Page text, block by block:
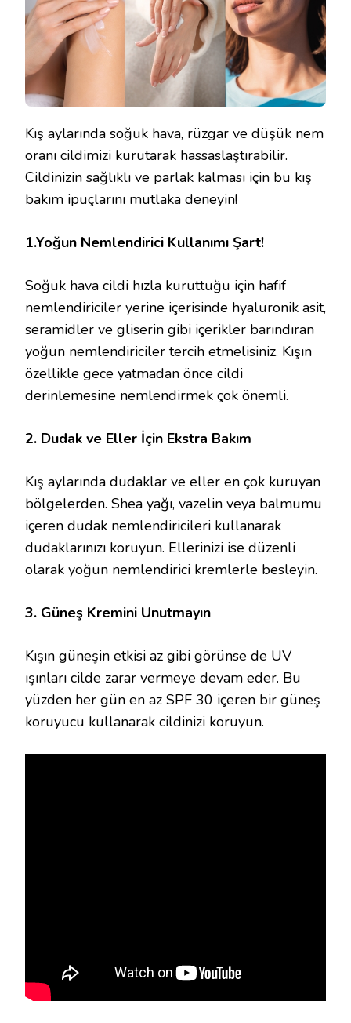
ETKILI
İPUCU
IÇIN
Kış aylarında soğuk hava, rüzgar ve düşük nem
oranı cildimizi kurutarak hassaslaştırabilir.
Cildinizin sağlıklı ve parlak kalması için bu kış
bakım ipuçlarını mutlaka deneyin!
1.Yoğun Nemlendirici Kullanımı Şart!
Soğuk hava cildi hızla kuruttuğu için hafif
nemlendiriciler yerine içerisinde hyaluronik asit,
seramidler ve gliserin gibi içerikler barındıran
yoğun nemlendiriciler tercih etmelisiniz. Kışın
özellikle gece yatmadan önce cildi
derinlemesine nemlendirmek çok önemli.
2. Dudak ve Eller İçin Ekstra Bakım
Kış aylarında dudaklar ve eller en çok kuruyan
bölgelerden. Shea yağı, vazelin veya balmumu
içeren dudak nemlendiricileri kullanarak
dudaklarınızı koruyun. Ellerinizi ise düzenli
olarak yoğun nemlendirici kremlerle besleyin.
3. Güneş Kremini Unutmayın
Kışın güneşin etkisi az gibi görünse de UV
ışınları cilde zarar vermeye devam eder. Bu
yüzden her gün en az SPF 30 içeren bir güneş
koruyucu kullanarak cildinizi koruyun.